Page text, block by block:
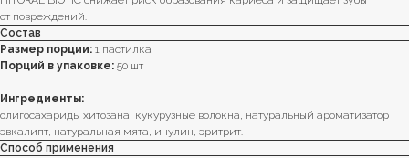
от повреждений.
Состав
Размер порции: 1 пастилка
Порций в упаковке: 50 шт
Ингредиенты:
олигосахариды хитозана, кукурузные волокна, натуральный ароматизатор
эвкалипт, натуральная мята, инулин, эритрит.
Способ применения